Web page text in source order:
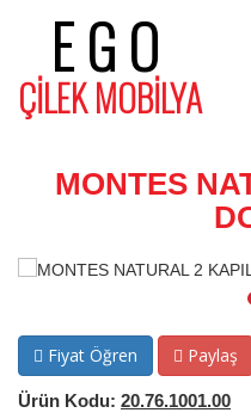
EGO
ÇİLEK MOBİLYA
MONTES
Fiyat Öğren Paylaş
Ürün Kodu: 20.76.1001.00